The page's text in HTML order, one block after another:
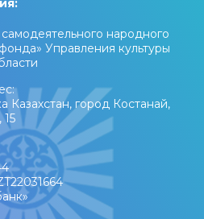
народного
Управления культуры
Казахстан, город Костанай,